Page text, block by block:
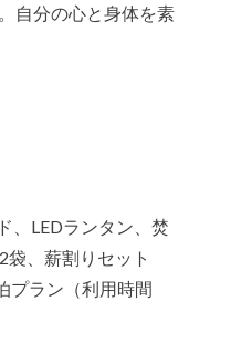
自分の心と身体を素
、LEDランタン、焚
、薪割りセット
プラン（利用時間